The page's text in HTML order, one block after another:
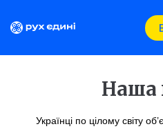
Наша
Українці по цілому світу